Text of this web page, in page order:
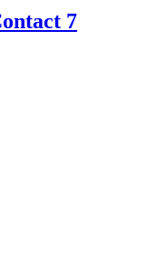
7